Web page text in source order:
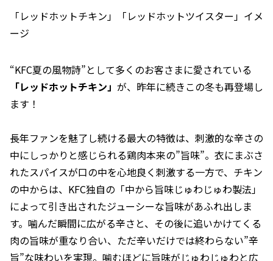
「レッドホットチキン」「レッドホットツイスター」イメ
ージ
“KFC夏の風物詩”として多くのお客さまに愛されている
「レッドホットチキン」 が、昨年に続きこの冬も再登場し
ます！
長年ファンを魅了し続ける最大の特徴は、刺激的な辛さの
中にしっかりと感じられる鶏肉本来の”旨味”。衣にまぶさ
れたスパイスが口の中を心地良く刺激する一方で、チキン
の中からは、KFC独自の「中から旨味じゅわじゅわ製法」
によって引き出されたジューシーな旨味があふれ出しま
す。噛んだ瞬間に広がる辛さと、その後に追いかけてくる
肉の旨味が重なり合い、ただ辛いだけでは終わらない”辛
旨”な味わいを実現。噛むほどに旨味がじゅわじゅわと広